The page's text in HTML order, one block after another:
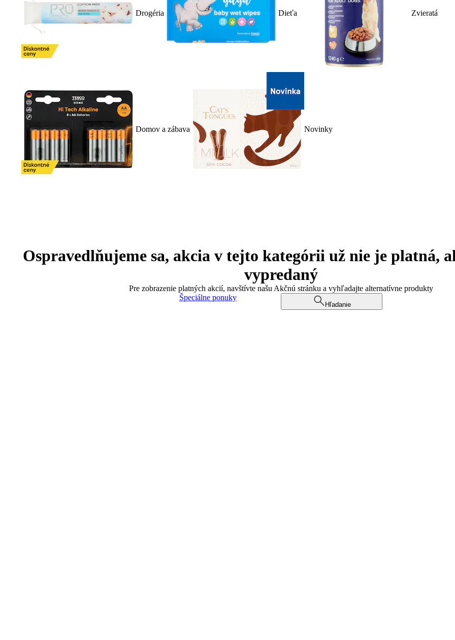
Drogéria Dieťa Zvieratá
Domov a zábava Novinky
Ospravedlňujeme sa, akcia v tejto kategórii už nie je platná,
vypredaný
Pre zobrazenie platných akcií, navštívte našu Akčnú stránku a vyhľadajte alternatívne produkty
Špeciálne ponuky
Hľadanie